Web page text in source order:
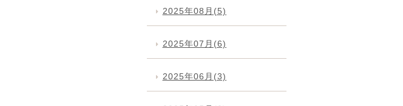
2025年08月(5)
2025年07月(6)
2025年06月(3)